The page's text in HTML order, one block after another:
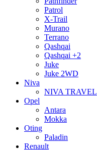
Patrol
X-Trail
Murano
Terrano
Qashqai
Qashqai +2
Juke
Juke 2WD
Niva
NIVA TRAVEL
Opel
Antara
Mokka
Oting
Paladin
Renault